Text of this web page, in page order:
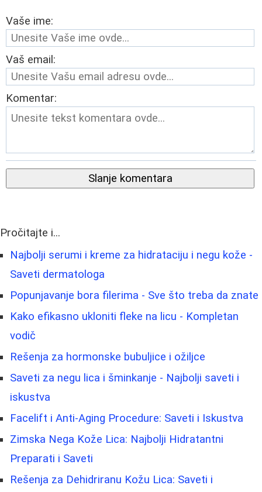
Vaše ime:
Vaš email:
Komentar:
Slanje komentara
Pročitajte i...
Najbolji serumi i kreme za hidrataciju i negu kože -
Saveti dermatologa
Popunjavanje bora filerima - Sve što treba da znate
Kako efikasno ukloniti fleke na licu - Kompletan
vodič
Rešenja za hormonske bubuljice i ožiljce
Saveti za negu lica i šminkanje - Najbolji saveti i
iskustva
Facelift i Anti-Aging Procedure: Saveti i Iskustva
Zimska Nega Kože Lica: Najbolji Hidratantni
Preparati i Saveti
Rešenja za Dehidriranu Kožu Lica: Saveti i